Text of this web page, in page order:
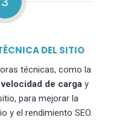
DEL SITIO
técnicas, como la
de carga y
para mejorar la
y el rendimiento SEO.